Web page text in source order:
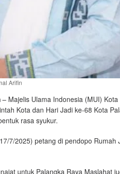
Arifin
– Majelis Ulama Indonesia (MUI)
Kota dan Hari Jadi ke-68 Kota
rasa syukur.
7/2025) petang di pendopo Rumah
untuk Palangka Raya Maslahat